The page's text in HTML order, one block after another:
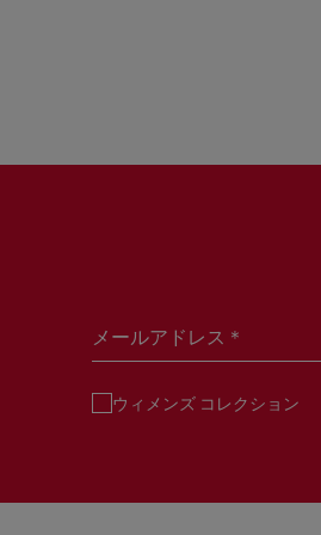
メールアドレス＊
ウィメンズ コレクション